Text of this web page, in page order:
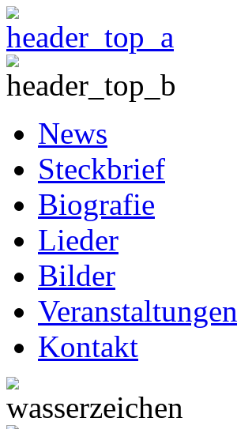
News
Steckbrief
Biografie
Lieder
Bilder
Veranstaltungen
Kontakt